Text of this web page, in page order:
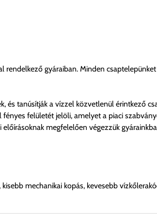
gyáraiban. Minden
és tanúsítják a vízzel közvetlenül érintkező
felületét jelöli, amelyet a piaci
megfelelően végezzük
mechanikai kopás, kevesebb